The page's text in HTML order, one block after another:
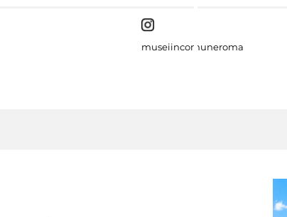
museiincomuneroma